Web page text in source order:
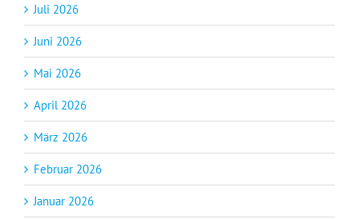
Juli 2026
Juni 2026
Mai 2026
April 2026
März 2026
Februar 2026
Januar 2026